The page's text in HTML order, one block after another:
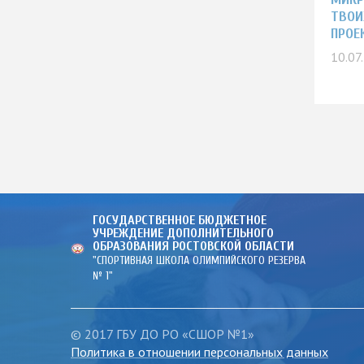
ГОСУДАРСТВЕННОЕ БЮДЖЕТНОЕ
УЧРЕЖДЕНИЕ ДОПОЛНИТЕЛЬНОГО
ОБРАЗОВАНИЯ РОСТОВСКОЙ ОБЛАСТИ
"СПОРТИВНАЯ ШКОЛА ОЛИМПИЙСКОГО РЕЗЕРВА
№ 1"
© 2017 ГБУ ДО РО «СШОР №1»
Политика в отношении персональных данных